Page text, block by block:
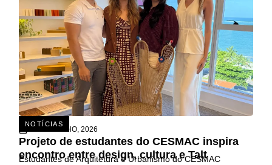
NOTÍCIAS
15 DE JULHO, 2026
Projeto de estudantes do CESMAC inspira
encontro entre design, cultura e Talt
Estudantes de Arquitetura e Urbanismo do CESMAC